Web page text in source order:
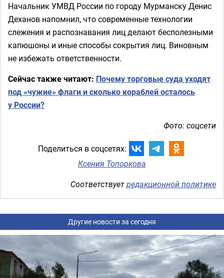
Начальник УМВД России по городу Мурманску Денис
Деханов напомнил, что современные технологии
слежения и распознавания лиц делают бесполезными
капюшоны и иные способы сокрытия лиц. Виновным
не избежать ответственности.
Сейчас также читают: Почему торговые суда уходят
под «чужие» флаги и сколько кораблей осталось
у России?
Фото: соцсети
Поделиться в соцсетях:
Ксения Топоркова
Соответствуетредакционной политике
Другие новости за сегодня